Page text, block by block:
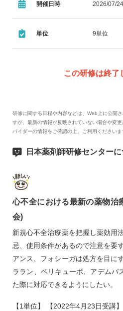
開催日時 2026/07/
単位 9単位
この研修は終了
研修に関する日程や内容などは、Web上に公開
すが、最新の情報が反映されていない場合や変
バイダーの情報をご確認の上、ご利用くださいま
日本薬剤師研修センター
心不全における最新の薬物治
会)
新規心不全治療薬を把握し薬効用
忌、使用条件があるので注意を要
アンス、フォシーガは処方を目に
ララン、ベリキューボ、アデムパ
た際に対応できるようにしたい。
【1単位】 【2022年4月23日受講】